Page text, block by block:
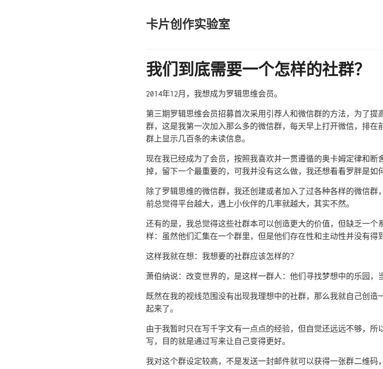
卡片创作实验室
我们到底需要一个怎样的社群？
2014年12月，我想成为罗辑思维会员。
第三期罗辑思维会员招募首次采用引荐人和微信群的方法，为了提
群，这是我第一次加入那么多的微信群，每天早上打开微信，排在
群上显示几百条的未读信息。
现在我已经成为了会员，按照我喜欢并一贯遵循的奥卡姆定律和断
掉，留下一个最重要的，可我并没有这么做，我还想看看罗胖是如
除了罗辑思维的微信群，我还创建或者加入了过各种各样的微信群
前总觉得平台越大，遇上小伙伴的几率就越大，其实不然。
还有的是，我总觉得这些社群本可以创造更大的价值，但缺乏一个
样：虽然他们汇集在一个群里，但是他们存在性和主动性并没有得
这样我就在想：我想要的社群应该怎样的？
萧伯纳说：改变世界的，是这样一群人：他们寻找梦想中的乐园，
既然在我的视线范围没有出现我理想中的社群，那么我就自己创
起来了。
由于我暂时只在写千字文有一点点的经验，但自觉还远远不够，所
写，目的就是通过写来让自己变得更好。
我对这个群设定较高，不是发送一封邮件就可以获得一张群二维码